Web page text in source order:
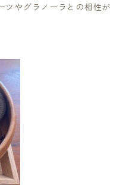
ツやグラノーラとの相性が